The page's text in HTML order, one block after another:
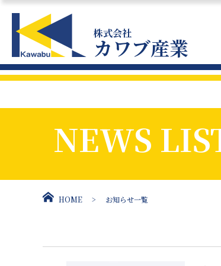
株式会社
カワブ産業
NEWS
HOME お知らせ一覧